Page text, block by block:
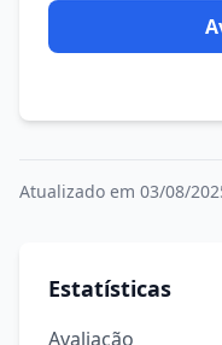
Atualizado em 03/08/
Estatísticas
Avaliação